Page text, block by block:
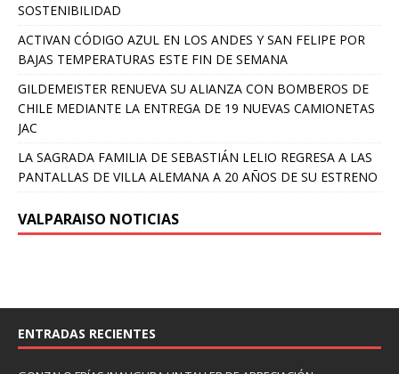
SOSTENIBILIDAD
ACTIVAN CÓDIGO AZUL EN LOS ANDES Y SAN FELIPE POR
BAJAS TEMPERATURAS ESTE FIN DE SEMANA
GILDEMEISTER RENUEVA SU ALIANZA CON BOMBEROS DE
CHILE MEDIANTE LA ENTREGA DE 19 NUEVAS CAMIONETAS
JAC
LA SAGRADA FAMILIA DE SEBASTIÁN LELIO REGRESA A LAS
PANTALLAS DE VILLA ALEMANA A 20 AÑOS DE SU ESTRENO
VALPARAISO NOTICIAS
ENTRADAS RECIENTES